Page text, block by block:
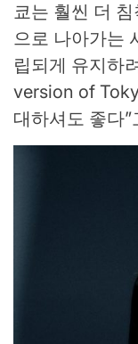
쿄는 훨씬 더
으로 나아가는
립되게 유지하
version of
대하셔도 좋다”